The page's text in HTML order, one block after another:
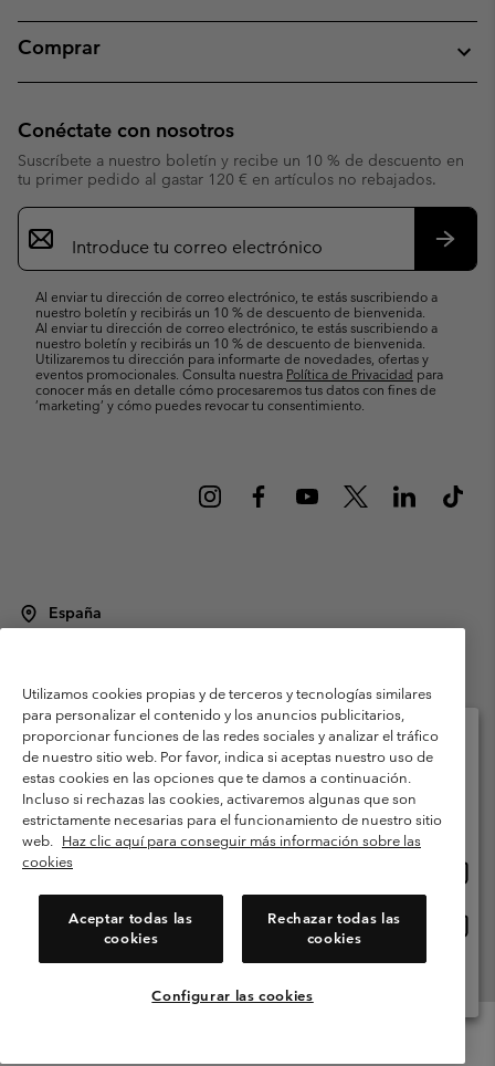
Comprar
Conéctate con nosotros
Suscríbete a nuestro boletín y recibe un 10 % de descuento en
tu primer pedido al gastar 120 € en artículos no rebajados.
Suscripción
de
correo
Al enviar tu dirección de correo electrónico, te estás suscribiendo a
nuestro boletín y recibirás un 10 % de descuento de bienvenida.
Al enviar tu dirección de correo electrónico, te estás suscribiendo a
nuestro boletín y recibirás un 10 % de descuento de bienvenida.
Utilizaremos tu dirección para informarte de novedades, ofertas y
eventos promocionales. Consulta nuestra Política de Privacidad para
conocer más en detalle cómo procesaremos tus datos con fines de
’marketing’ y cómo puedes revocar tu consentimiento.
España
Condiciones de uso
Terminos de Venta
Garantía
Política de Privacidad
Términos y condiciones del programa de miembros
Términos De Uso Del Contenido Generado Por Los Usuarios
Impressum
Cookies Public CBCR
Utilizamos cookies propias y de terceros y tecnologías similares
para personalizar el contenido y los anuncios publicitarios,
proporcionar funciones de las redes sociales y analizar el tráfico
de nuestro sitio web. Por favor, indica si aceptas nuestro uso de
estas cookies en las opciones que te damos a continuación.
Incluso si rechazas las cookies, activaremos algunas que son
estrictamente necesarias para el funcionamiento de nuestro sitio
web. Haz clic aquí para conseguir más información sobre las
cookies
Aceptar todas las
cookies
Rechazar todas las
cookies
Configurar las cookies
Selecciona tu país e idioma envío
Compras en línea disponibles
línea
España
Ver Todos Los Países